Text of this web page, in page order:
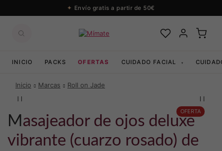
Envío gratis a partir de 50€
INICIO PACKS OFERTAS CUIDADO FACIAL ▾
Inicio Marcas Roll on Jade
OFERTA
masajeador de ojos deluxe
vibrante (cuarzo rosado) de